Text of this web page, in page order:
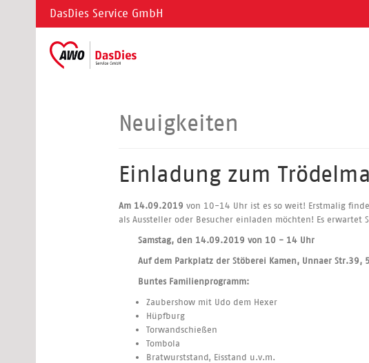
DasDies Service GmbH
Neuigkeiten
Einladung zum
Am 14.09.2019 von 10-14 Uhr ist es so weit! Erstmalig
als Aussteller oder Besucher einladen möchten! Es
Samstag, den 14.09.2019 von 10 - 14 Uhr
Auf dem Parkplatz der Stöberei Kamen, Unnaer Str.39,
Buntes Familienprogramm:
Zaubershow mit Udo dem Hexer
Hüpfburg
Torwandschießen
Tombola
Bratwurststand, Eisstand u.v.m.